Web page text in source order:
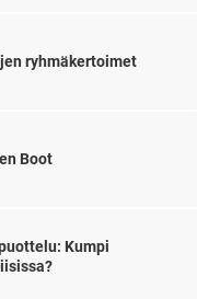
ryhmäkertoimet
Boot
Kumpi